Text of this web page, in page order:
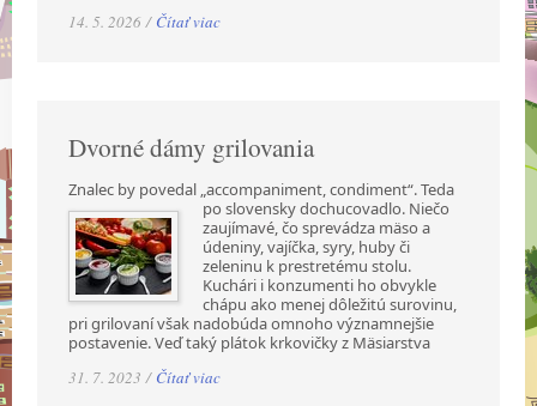
14. 5. 2026 / Čítať viac
Dvorné dámy grilovania
Znalec by povedal „accompaniment, condiment“. Teda
po slovensky dochucovadlo. Niečo
zaujímavé, čo sprevádza mäso a
údeniny, vajíčka, syry, huby či
zeleninu k prestretému stolu.
Kuchári i konzumenti ho obvykle
chápu ako menej dôležitú surovinu,
pri grilovaní však nadobúda omnoho významnejšie
postavenie. Veď taký plátok krkovičky z Mäsiarstva
31. 7. 2023 / Čítať viac